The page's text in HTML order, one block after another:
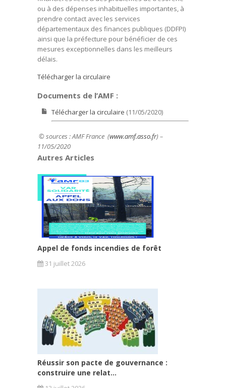
ou à des dépenses inhabituelles importantes, à
prendre contact avec les services
départementaux des finances publiques (DDFPI)
ainsi que la préfecture pour bénéficier de ces
mesures exceptionnelles dans les meilleurs
délais.
Télécharger la circulaire
Documents de l’AMF :
Télécharger la circulaire (11/05/2020)
© sources : AMF France (www.amf.asso.fr) –
11/05/2020
Autres Articles
Appel de fonds incendies de forêt
31 juillet 2026
Réussir son pacte de gouvernance :
construire une relat...